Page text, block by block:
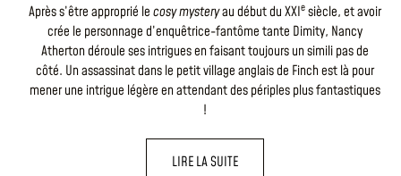
Après s’être approprié lecosy mysteryau début du XXIesiècle, et avoir
crée le personnage d’enquêtrice-fantôme tante Dimity, Nancy
Atherton déroule ses intrigues en faisant toujours un simili pas de
côté. Un assassinat dans le petit village anglais de Finch est là pour
mener une intrigue légère en attendant des périples plus fantastiques
!
LIRE LA SUITE